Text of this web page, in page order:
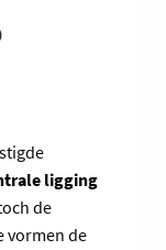
ligging
de
vormen de